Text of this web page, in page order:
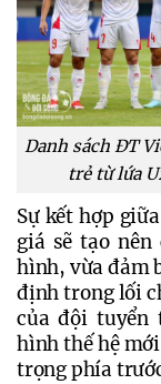
Danh sách ĐT
trẻ từ lứa
Sự kết hợp
giá sẽ tạo nên
hình, vừa đảm
định trong lối
của đội
hình thế hệ
trọng phía